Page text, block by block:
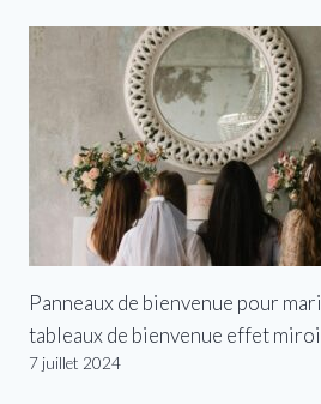
Panneaux de bienvenue pour
tableaux de bienvenue effet
7 juillet 2024